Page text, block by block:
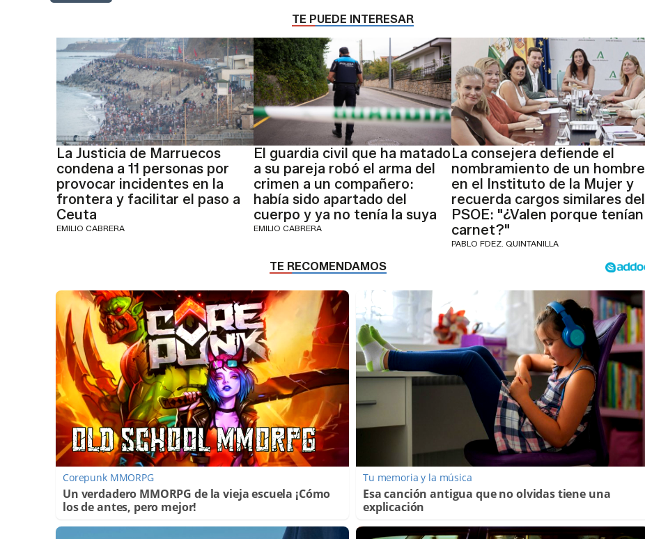
TE PUEDE INTERESAR
La Justicia de Marruecos
condena a 11 personas por
provocar incidentes en la
frontera y facilitar el paso a
Ceuta
EMILIO CABRERA
El guardia civil que ha matado
a su pareja robó el arma del
crimen a un compañero:
había sido apartado del
cuerpo y ya no tenía la suya
EMILIO CABRERA
La consejera defiende el
nombramiento de un hombre
en el Instituto de la Mujer y
recuerda cargos similares del
PSOE: "¿Valen porque tenían
carnet?"
PABLO FDEZ. QUINTANILLA
Corepunk MMORPG
Un verdadero MMORPG de la vieja escuela ¡Cómo
los de antes, pero mejor!
Tu memoria y la música
Esa canción antigua que no olvidas tiene una
explicación